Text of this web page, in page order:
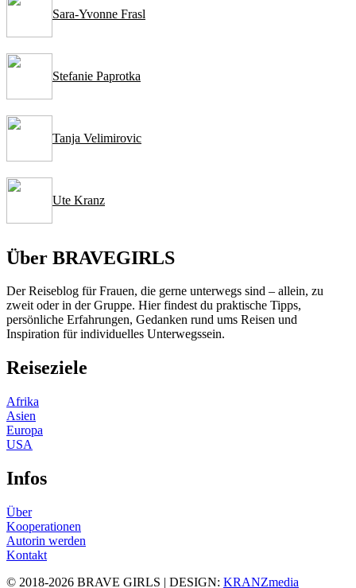
Sara-Yvonne Frasl
Stefanie Paprotka
Tanja Velimirovic
Ute Kranz
Über BRAVEGIRLS
Der Reiseblog für Frauen, die gerne unterwegs sind – allein, zu
zweit oder in der Gruppe. Hier findest du praktische Tipps,
persönliche Erfahrungen, Gedanken rund ums Reisen und
Inspiration für individuelles Unterwegssein.
Reiseziele
Afrika
Asien
Europa
USA
Infos
Über
Kooperationen
Autorin werden
Kontakt
© 2018-2026 BRAVE GIRLS | DESIGN: KRANZmedia